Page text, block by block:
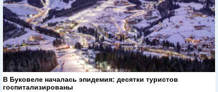
В Буковеле началась эпидемия: десятки туристов
госпитализированы